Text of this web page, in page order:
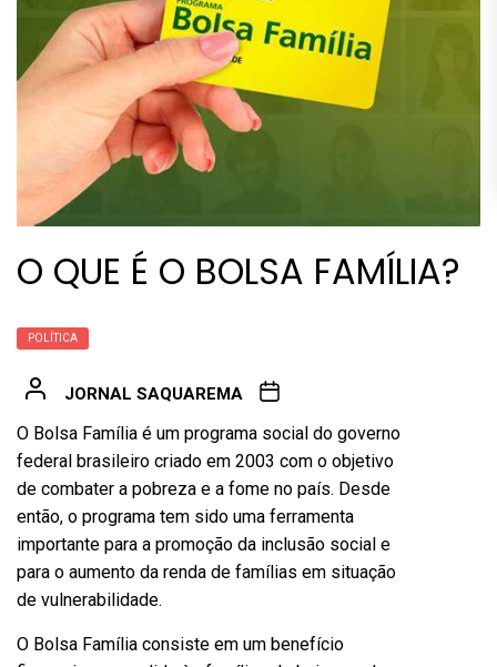
O QUE É O BOLSA FAMÍLIA?
POLÍTICA
JORNAL SAQUAREMA
O Bolsa Família é um programa social do governo
federal brasileiro criado em 2003 com o objetivo
de combater a pobreza e a fome no país. Desde
então, o programa tem sido uma ferramenta
importante para a promoção da inclusão social e
para o aumento da renda de famílias em situação
de vulnerabilidade.
O Bolsa Família consiste em um benefício